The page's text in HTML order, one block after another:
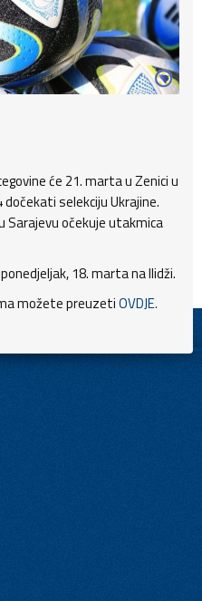
će 21. marta u Zenici u
selekciju Ukrajine.
Sarajevu očekuje utakmica
18. marta na Ilidži.
možete preuzetiOVDJE.